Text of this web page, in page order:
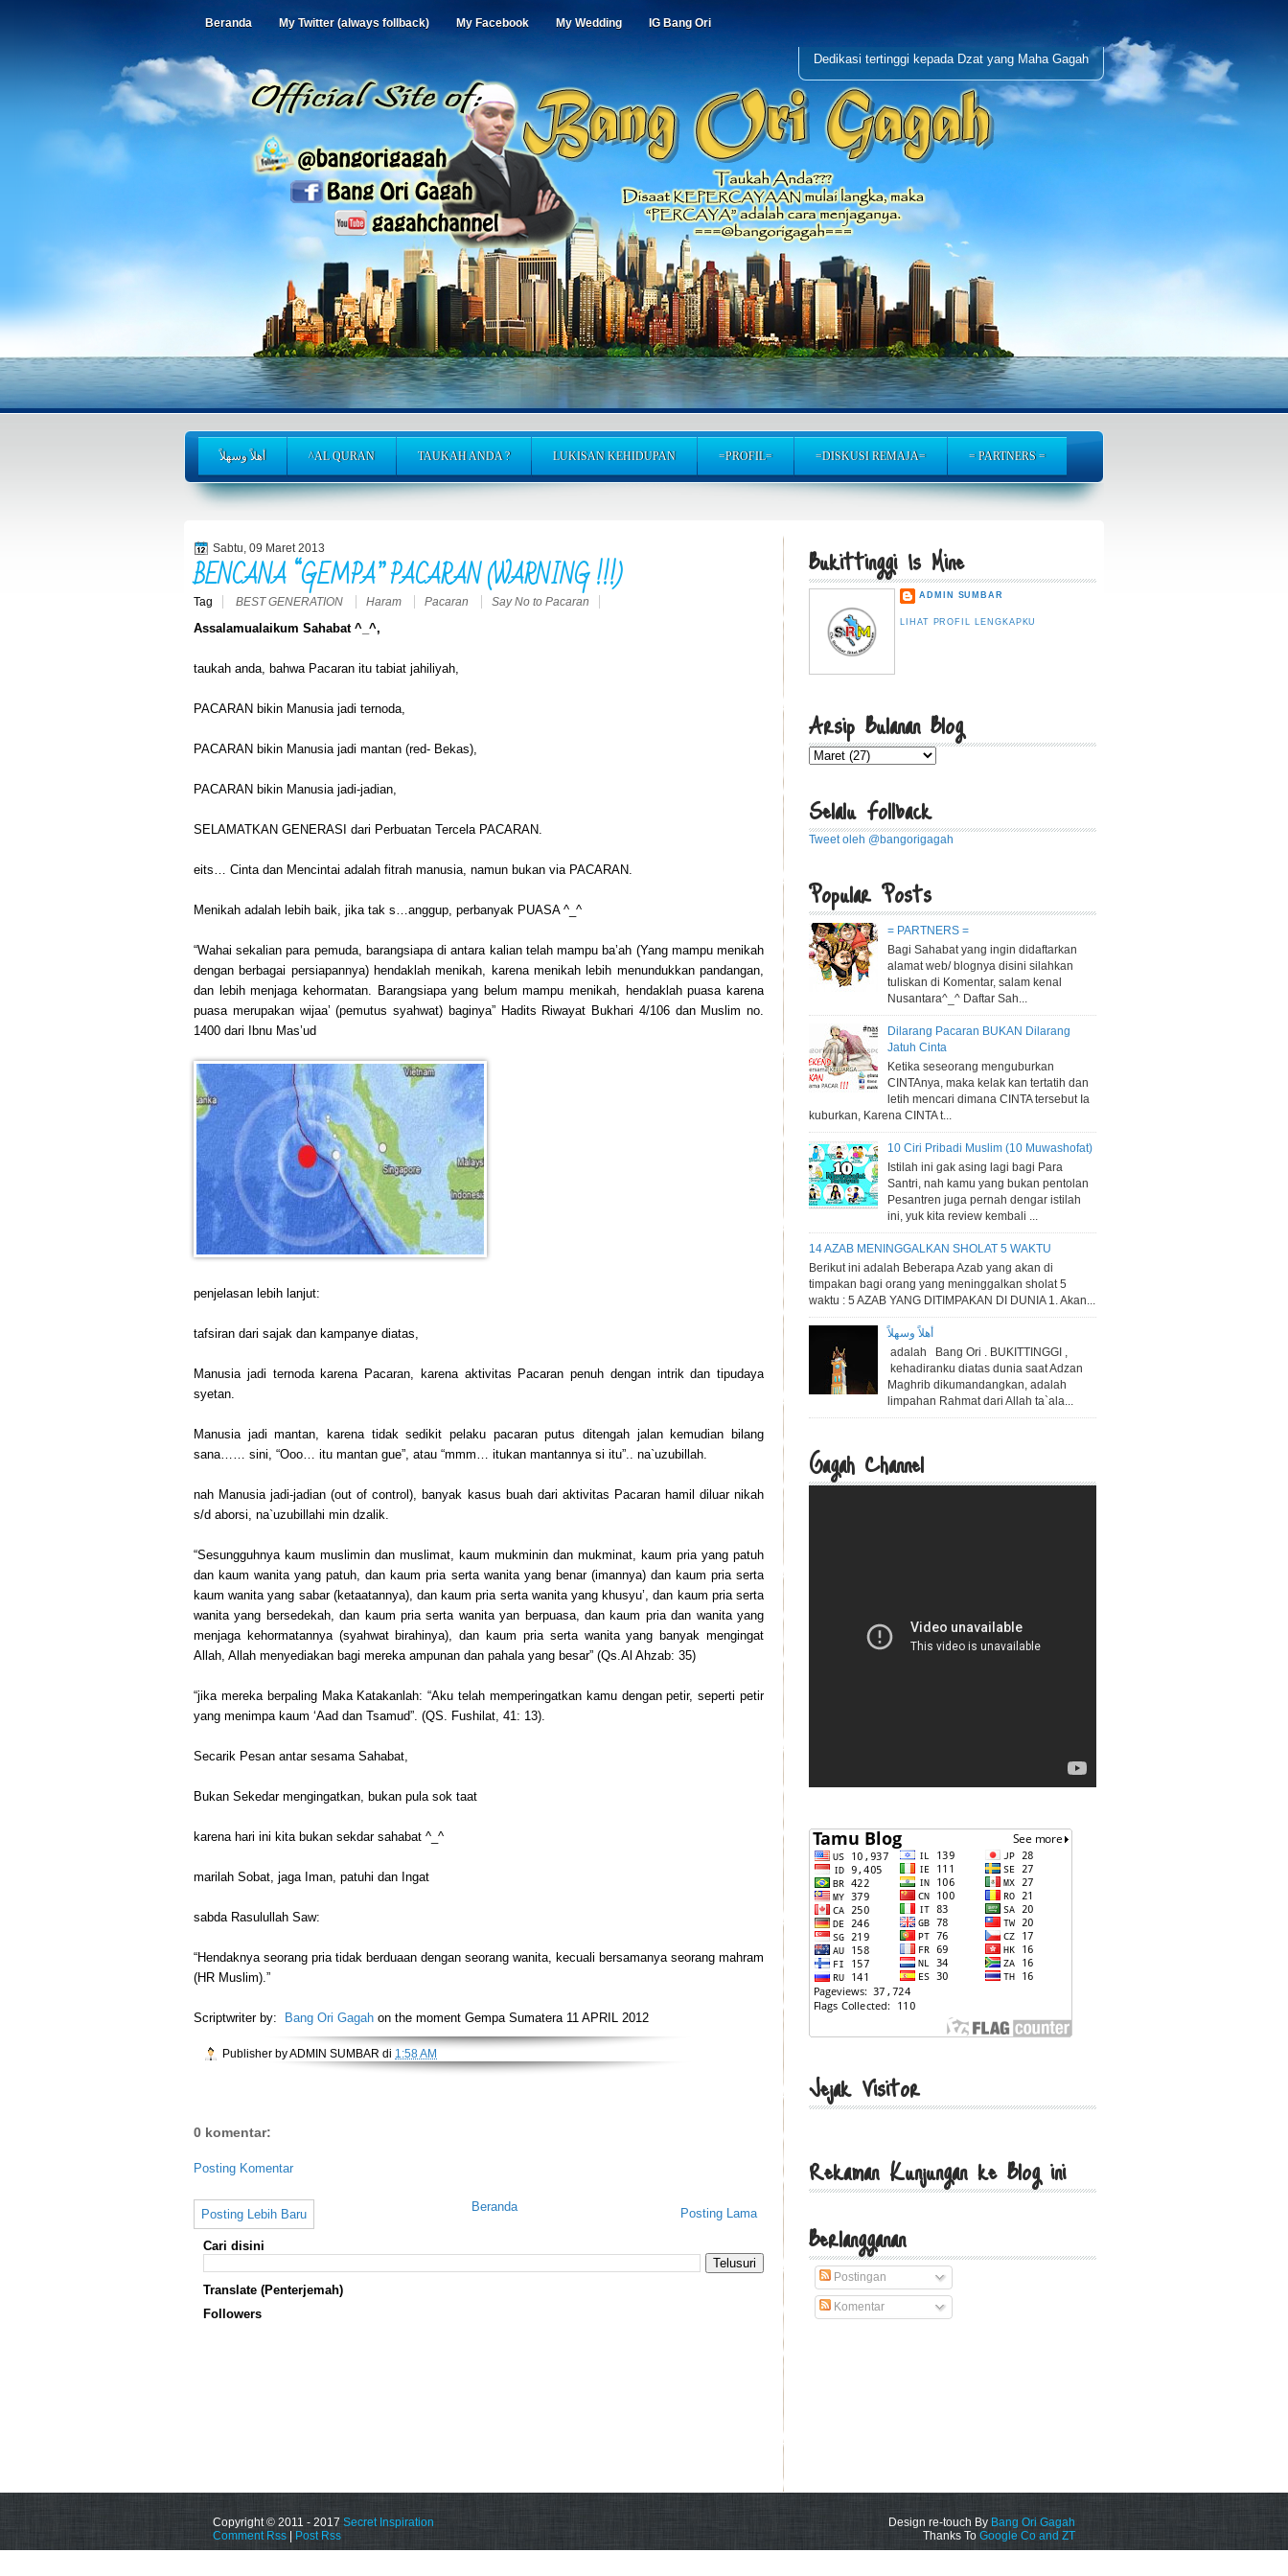
Beranda My Twitter (always follback) My Facebook My Wedding IG Bang Ori
Dedikasi tertinggi kepada Dzat yang Maha Gagah
أهلاً وسهلاً ^AL QURAN TAUKAH ANDA ? LUKISAN KEHIDUPAN =PROFIL= =DISKUSI REMAJA= = PARTNERS =
Sabtu, 09 Maret 2013
BENCANA “GEMPA” PACARAN (WARNING !!!)
Tag BEST GENERATION Haram Pacaran Say No to Pacaran
Assalamualaikum Sahabat ^_^,
taukah anda, bahwa Pacaran itu tabiat jahiliyah,
PACARAN bikin Manusia jadi ternoda,
PACARAN bikin Manusia jadi mantan (red- Bekas),
PACARAN bikin Manusia jadi-jadian,
SELAMATKAN GENERASI dari Perbuatan Tercela PACARAN.
eits… Cinta dan Mencintai adalah fitrah manusia, namun bukan via PACARAN.
Menikah adalah lebih baik, jika tak s…anggup, perbanyak PUASA ^_^
“Wahai sekalian para pemuda, barangsiapa di antara kalian telah mampu ba’ah (Yang mampu menikah
dengan berbagai persiapannya) hendaklah menikah, karena menikah lebih menundukkan pandangan,
dan lebih menjaga kehormatan. Barangsiapa yang belum mampu menikah, hendaklah puasa karena
puasa merupakan wijaa’ (pemutus syahwat) baginya” Hadits Riwayat Bukhari 4/106 dan Muslim no.
1400 dari Ibnu Mas’ud
penjelasan lebih lanjut:
tafsiran dari sajak dan kampanye diatas,
Manusia jadi ternoda karena Pacaran, karena aktivitas Pacaran penuh dengan intrik dan tipudaya
syetan.
Manusia jadi mantan, karena tidak sedikit pelaku pacaran putus ditengah jalan kemudian bilang
sana…… sini, “Ooo… itu mantan gue”, atau “mmm… itukan mantannya si itu”.. na`uzubillah.
nah Manusia jadi-jadian (out of control), banyak kasus buah dari aktivitas Pacaran hamil diluar nikah
s/d aborsi, na`uzubillahi min dzalik.
“Sesungguhnya kaum muslimin dan muslimat, kaum mukminin dan mukminat, kaum pria yang patuh
dan kaum wanita yang patuh, dan kaum pria serta wanita yang benar (imannya) dan kaum pria serta
kaum wanita yang sabar (ketaatannya), dan kaum pria serta wanita yang khusyu’, dan kaum pria serta
wanita yang bersedekah, dan kaum pria serta wanita yan berpuasa, dan kaum pria dan wanita yang
menjaga kehormatannya (syahwat birahinya), dan kaum pria serta wanita yang banyak mengingat
Allah, Allah menyediakan bagi mereka ampunan dan pahala yang besar” (Qs.Al Ahzab: 35)
“jika mereka berpaling Maka Katakanlah: “Aku telah memperingatkan kamu dengan petir, seperti petir
yang menimpa kaum ‘Aad dan Tsamud”. (QS. Fushilat, 41: 13).
Secarik Pesan antar sesama Sahabat,
Bukan Sekedar mengingatkan, bukan pula sok taat
karena hari ini kita bukan sekdar sahabat ^_^
marilah Sobat, jaga Iman, patuhi dan Ingat
sabda Rasulullah Saw:
“Hendaknya seorang pria tidak berduaan dengan seorang wanita, kecuali bersamanya seorang mahram
(HR Muslim).”
Scriptwriter by: Bang Ori Gagah on the moment Gempa Sumatera 11 APRIL 2012
Publisher byADMIN SUMBAR di 1:58 AM
0 komentar:
Posting Komentar
Posting Lebih Baru Posting Lama
Beranda
Cari disini
Translate (Penterjemah)
Followers
Bukittinggi Is Mine
ADMIN SUMBAR
LIHAT PROFIL LENGKAPKU
Arsip Bulanan Blog
Selalu Follback
Tweet oleh @bangorigagah
Popular Posts
= PARTNERS =
Bagi Sahabat yang ingin didaftarkan
alamat web/ blognya disini silahkan
tuliskan di Komentar, salam kenal
Nusantara^_^ Daftar Sah...
Dilarang Pacaran BUKAN Dilarang
Jatuh Cinta
Ketika seseorang menguburkan
CINTAnya, maka kelak kan tertatih dan
letih mencari dimana CINTA tersebut Ia
kuburkan, Karena CINTA t...
10 Ciri Pribadi Muslim (10 Muwashofat)
Istilah ini gak asing lagi bagi Para
Santri, nah kamu yang bukan pentolan
Pesantren juga pernah dengar istilah
ini, yuk kita review kembali ...
14 AZAB MENINGGALKAN SHOLAT 5 WAKTU
Berikut ini adalah Beberapa Azab yang akan di
timpakan bagi orang yang meninggalkan sholat 5
waktu : 5 AZAB YANG DITIMPAKAN DI DUNIA 1. Akan...
أهلاً وسهلاً
adalah Bang Ori . BUKITTINGGI ,
kehadiranku diatas dunia saat Adzan
Maghrib dikumandangkan, adalah
limpahan Rahmat dari Allah ta`ala...
Gagah Channel
Jejak Visitor
Rekaman Kunjungan ke Blog ini
Berlangganan
Postingan
Komentar
Copyright © 2011 - 2017 Secret Inspiration
Comment Rss
Post Rss
Design re-touch By Bang Ori Gagah
Thanks To Google Co and ZT